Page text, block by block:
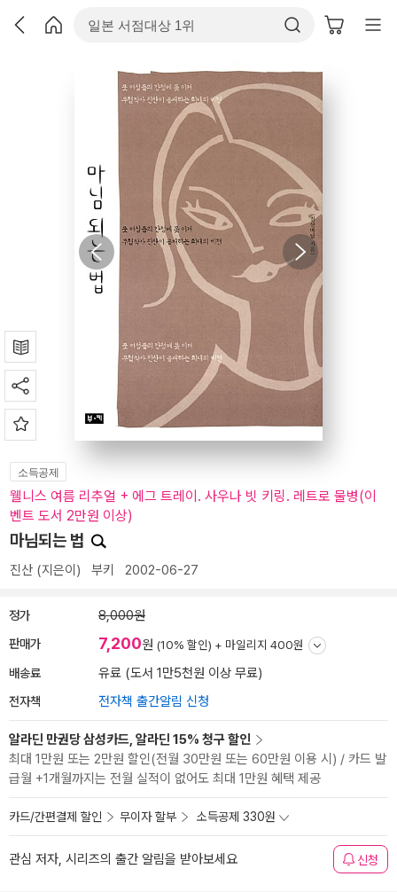
소득공제
웰니스 여름 리추얼 + 에그 트레이. 사우나 빗 키링. 레트로 물병(이
벤트 도서 2만원 이상)
마님되는 법
진산 (지은이) 부키 2002-06-27
정가 8,000원
판매가 7,200원 (10% 할인) + 마일리지 400원
배송료 유료 (도서 1만5천원 이상 무료)
전자책 전자책 출간알림 신청
알라딘 만권당 삼성카드, 알라딘 15% 청구 할인
최대 1만원 또는 2만원 할인(전월 30만원 또는 60만원 이용 시) / 카드 발
급월 +1개월까지는 전월 실적이 없어도 최대 1만원 혜택 제공
카드/간편결제 할인 무이자 할부 소득공제 330원
관심 저자, 시리즈의 출간 알림을 받아보세요 신청